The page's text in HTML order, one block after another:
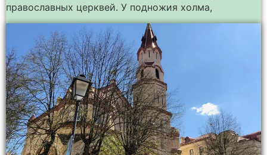
православных церквей. У подножия холма,